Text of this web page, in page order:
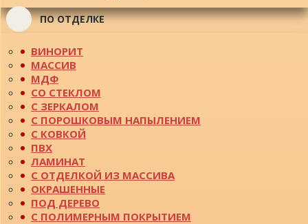
ПО ОТДЕЛКЕ
ВИНОРИТ
МАССИВ
МДФ
СО СТЕКЛОМ
С ЗЕРКАЛОМ
С ПОРОШКОВЫМ НАПЫЛЕНИЕМ
С КОВКОЙ
ПВХ
ЛАМИНАТ
С ОТДЕЛКОЙ ИЗ МАССИВА
ОКРАШЕННЫЕ
ПОД ДЕРЕВО
С ПОЛИМЕРНЫМ ПОКРЫТИЕМ